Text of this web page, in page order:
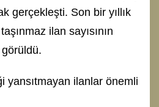
gerçekleşti. Son bir yıllık
ilan sayısının
görüldü.
yansıtmayan ilanlar önemli